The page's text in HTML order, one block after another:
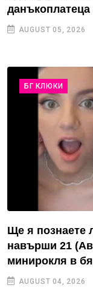
AUGUST 05, 2026
БГ КЛЮКИ
Ще я познаете
навърши 21
минирокля в
AUGUST 04, 2026